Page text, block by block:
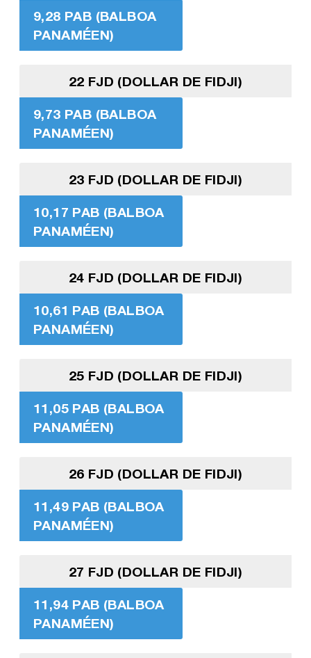
9,28 PAB (BALBOA
PANAMÉEN)
22 FJD (DOLLAR DE FIDJI)
9,73 PAB (BALBOA
PANAMÉEN)
23 FJD (DOLLAR DE FIDJI)
10,17 PAB (BALBOA
PANAMÉEN)
24 FJD (DOLLAR DE FIDJI)
10,61 PAB (BALBOA
PANAMÉEN)
25 FJD (DOLLAR DE FIDJI)
11,05 PAB (BALBOA
PANAMÉEN)
26 FJD (DOLLAR DE FIDJI)
11,49 PAB (BALBOA
PANAMÉEN)
27 FJD (DOLLAR DE FIDJI)
11,94 PAB (BALBOA
PANAMÉEN)